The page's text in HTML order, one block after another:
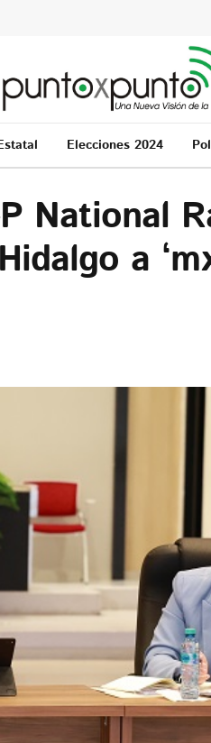
Elecciones 2024
National
a